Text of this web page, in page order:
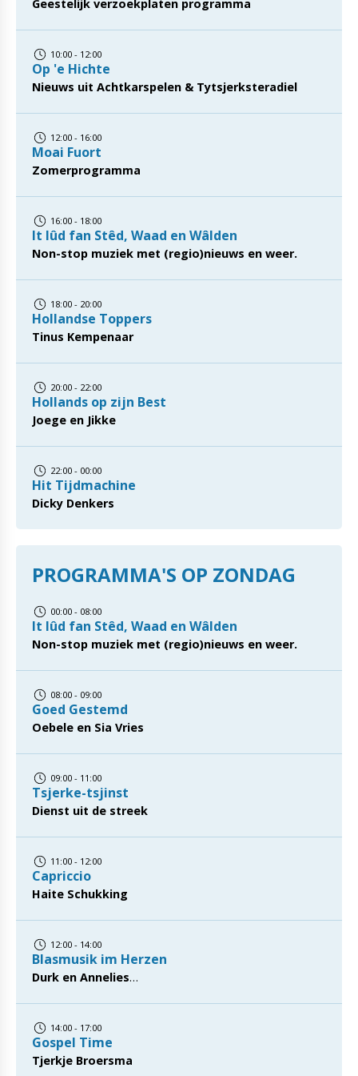
Geestelijk verzoekplaten programma
10:00 - 12:00
Op 'e Hichte
Nieuws uit Achtkarspelen & Tytsjerksteradiel
12:00 - 16:00
Moai Fuort
Zomerprogramma
16:00 - 18:00
It lûd fan Stêd, Waad en Wâlden
Non-stop muziek met (regio)nieuws en weer.
18:00 - 20:00
Hollandse Toppers
Tinus Kempenaar
20:00 - 22:00
Hollands op zijn Best
Joege en Jikke
22:00 - 00:00
Hit Tijdmachine
Dicky Denkers
PROGRAMMA'S OP ZONDAG
00:00 - 08:00
It lûd fan Stêd, Waad en Wâlden
Non-stop muziek met (regio)nieuws en weer.
08:00 - 09:00
Goed Gestemd
Oebele en Sia Vries
09:00 - 11:00
Tsjerke-tsjinst
Dienst uit de streek
11:00 - 12:00
Capriccio
Haite Schukking
12:00 - 14:00
Blasmusik im Herzen
Durk en Annelies
onderhoudende blaasmuziekprogramma staat vol
toegankelijke polka's en walsen uit de Tsjechische
14:00 - 17:00
Gospel Time
Tjerkje Broersma